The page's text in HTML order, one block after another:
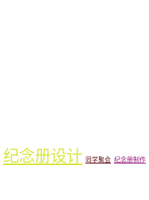
纪念册设计 同学聚会 纪念册制作